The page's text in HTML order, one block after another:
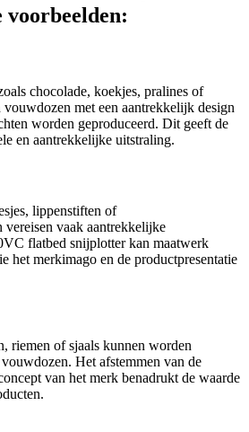
chocolade, koekjes, pralines of
met een aantrekkelijk design
worden geproduceerd. Dit geeft de
en aantrekkelijke uitstraling.
lippenstiften of
vaak aantrekkelijke
flatbed snijplotter kan maatwerk
het merkimago en de productpresentatie
riemen of sjaals kunnen worden
Het afstemmen van de
van het merk benadrukt de waarde